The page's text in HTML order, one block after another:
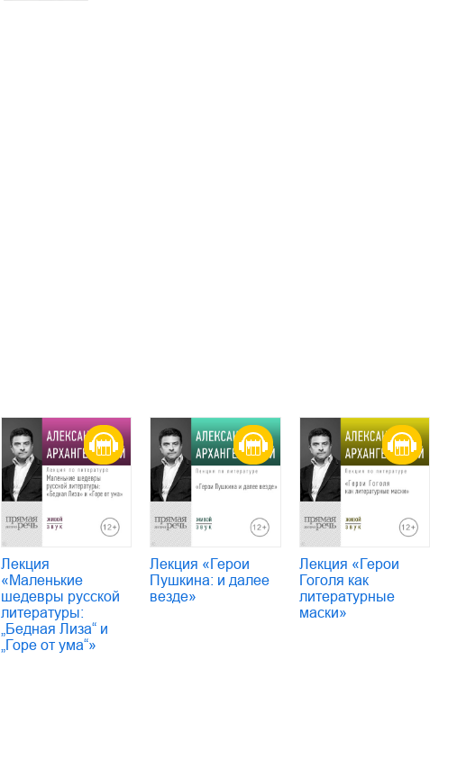
Лекция
«Маленькие
шедевры русской
литературы:
„Бедная Лиза“ и
„Горе от ума“»
Лекция «Герои
Пушкина: и далее
везде»
Лекция «Герои
Гоголя как
литературные
маски»